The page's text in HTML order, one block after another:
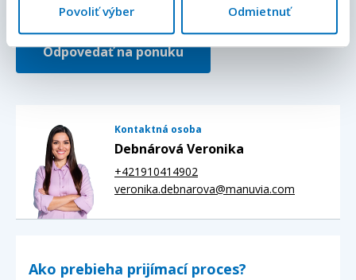
Povoliť výber Odmietnuť
Polia označené*sú povinné.
Odpovedať na ponuku
Kontaktná osoba
Debnárová Veronika
+421910414902
veronika.debnarova@manuvia.com
Ako prebieha prijímací proces?